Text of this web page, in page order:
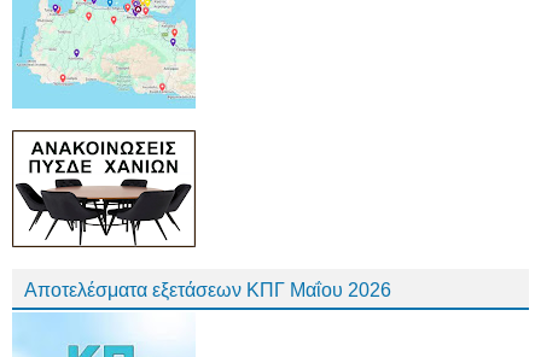
Αποτελέσματα εξετάσεων ΚΠΓ Μαΐου 2026